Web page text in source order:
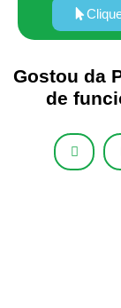
Gostou da
de